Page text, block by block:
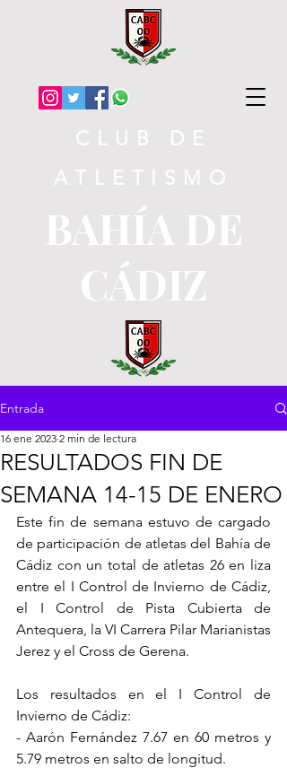
BAHÍA DE
CÁDIZ
CLUB DE
ATLETISMO
Entrada
RESULTADOS FIN DE
SEMANA 14-15 DE ENERO
16 ene 2023 2 min de lectura
Este fin de semana estuvo de cargado
de participación de atletas del Bahía de
Cádiz con un total de atletas 26 en liza
entre el I Control de Invierno de Cádiz,
el I Control de Pista Cubierta de
Antequera, la VI Carrera Pilar Marianistas
Jerez y el Cross de Gerena.
Los resultados en el I Control de
Invierno de Cádiz:
- Aarón Fernández 7.67 en 60 metros y
5.79 metros en salto de longitud.